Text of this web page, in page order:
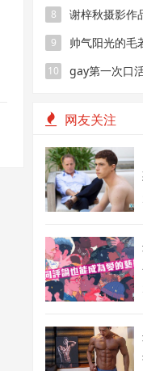
8
谢梓秋摄影作
壮肌肉写真
9
帅气阳光的毛
了！
10 gay第一次口
网友关注